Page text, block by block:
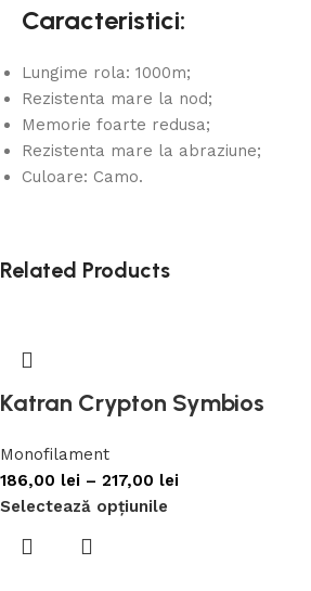
Caracteristici:
Lungime rola: 1000m;
Rezistenta mare la nod;
Memorie foarte redusa;
Rezistenta mare la abraziune;
Culoare: Camo.
Related Products
Katran Crypton Symbios
Monofilament
186,00 lei – 217,00 lei
Selectează opțiunile